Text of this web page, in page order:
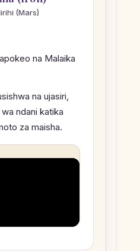
(Mars)
na Malaika
na ujasiri,
ndani katika
za maisha.